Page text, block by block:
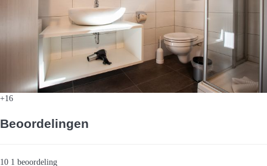
+16
Beoordelingen
10 1 beoordeling